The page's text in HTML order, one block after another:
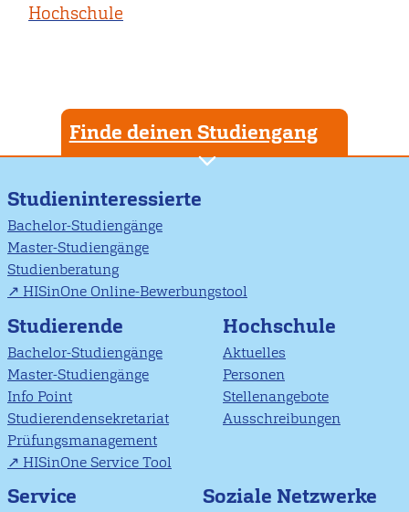
Hochschule
Finde deinen Studiengang
Studieninteressierte
Bachelor-Studiengänge
Master-Studiengänge
Studienberatung
HISinOne Online-Bewerbungstool
Studierende
Bachelor-Studiengänge
Master-Studiengänge
Info Point
Studierendensekretariat
Prüfungsmanagement
HISinOne Service Tool
Hochschule
Aktuelles
Personen
Stellenangebote
Ausschreibungen
Service Soziale Netzwerke